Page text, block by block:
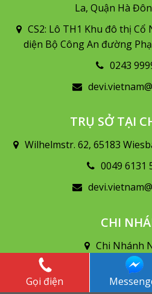
La, Quận Hà
CS2: Lô TH1 Khu đô thị
diện Bộ Công An đường
0243
TRỤ SỞ TẠI
Wilhelmstr. 62, 65183
0049 6131
CHI
Chi Nhánh
Số 79 Lê Mao kéo dài,
Gọi điện